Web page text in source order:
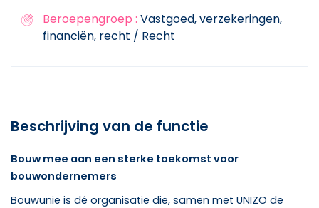
Beroepengroep : Vastgoed, verzekeringen,
financiën, recht / Recht
Beschrijving van de functie
Bouw mee aan een sterke toekomst voor
bouwondernemers
Bouwunie is dé organisatie die, samen met UNIZO de